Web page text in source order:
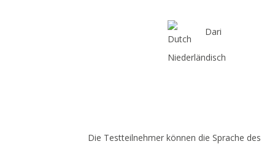
Niederländisch
Dari
Die Testteilnehmer können die Sprache des